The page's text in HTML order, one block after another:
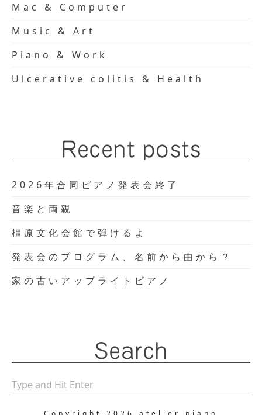
Mac & Computer
Music & Art
Piano & Work
Ulcerative colitis & Health
Recent posts
2026年合同ピアノ発表会終了
音楽と両親
橿原文化会館で弾けるよ
発表会のプログラム、名前から曲から？
家の古いアップライトピアノ
Search